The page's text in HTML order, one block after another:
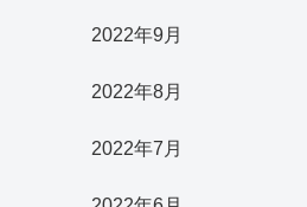
2022年9月
2022年8月
2022年7月